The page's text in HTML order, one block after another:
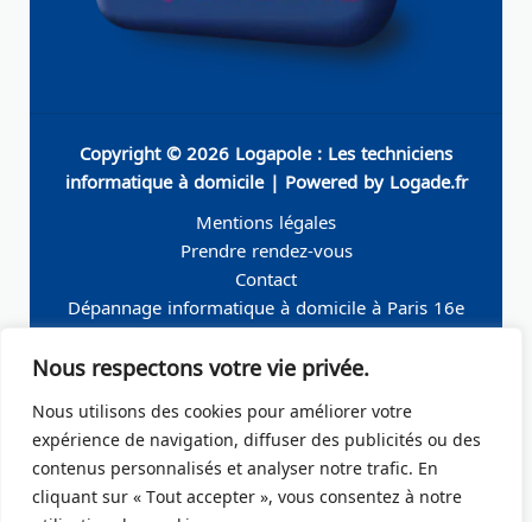
Nous respectons votre vie privée.
Nous utilisons des cookies pour améliorer votre
expérience de navigation, diffuser des publicités ou des
contenus personnalisés et analyser notre trafic. En
cliquant sur « Tout accepter », vous consentez à notre
Copyright © 2026 Logapole : Les techniciens
informatique à domicile | Powered by Logade.fr
Mentions légales
Prendre rendez-vous
Contact
Dépannage informatique à domicile à Paris 16e
Seine
Perret
Dépannage informatique à domicile à Paris 19e
Dépannage informatique à domicile à Paris 17e
Dépannage informatique à domicile – Boulogne-